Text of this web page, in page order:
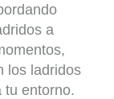
a
los ladridos
tu entorno.